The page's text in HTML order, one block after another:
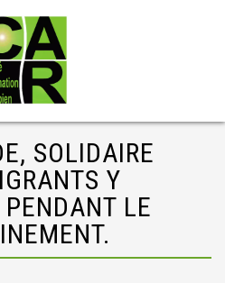
SOLIDAIRE
Y
LE